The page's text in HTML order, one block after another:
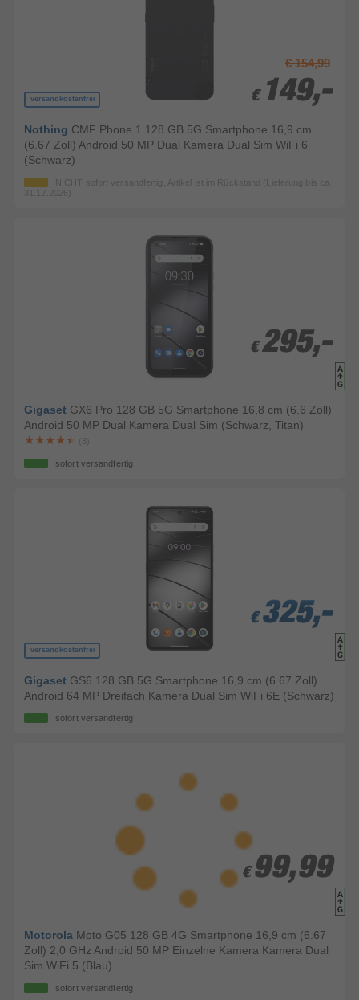
versandkostenfrei
€ 154,99
€ 149,-
€ 149,-
Nothing CMF Phone 1 128 GB 5G Smartphone 16,9 cm
(6.67 Zoll) Android 50 MP Dual Kamera Dual Sim WiFi 6
(Schwarz)
NICHT sofort versandfertig, Artikel ist im Rückstand (Lieferung bis ca.
31.12.2026)
€ 295,-
€ 295,-
Gigaset GX6 Pro 128 GB 5G Smartphone 16,8 cm (6.6 Zoll)
Android 50 MP Dual Kamera Dual Sim (Schwarz, Titan)
(8)
sofort versandfertig
versandkostenfrei
€ 325,-
€ 325,-
€ 325,-
Gigaset GS6 128 GB 5G Smartphone 16,9 cm (6.67 Zoll)
Android 64 MP Dreifach Kamera Dual Sim WiFi 6E (Schwarz)
sofort versandfertig
€ 99,99
€ 99,99
Motorola Moto G05 128 GB 4G Smartphone 16,9 cm (6.67
Zoll) 2,0 GHz Android 50 MP Einzelne Kamera Kamera Dual
Sim WiFi 5 (Blau)
sofort versandfertig